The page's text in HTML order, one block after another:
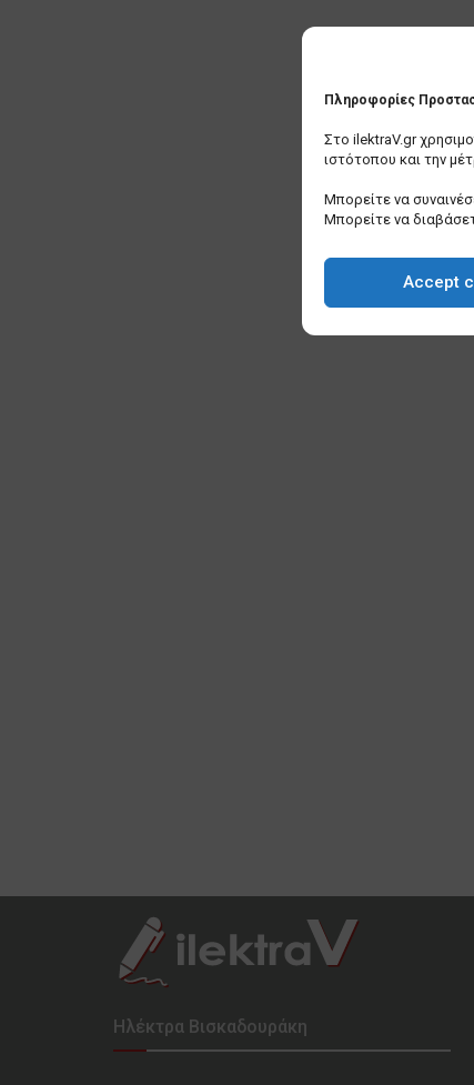
Πληροφορίες
Στο ilektraV.gr
ιστότοπου και την
Μπορείτε να
Μπορείτε να
Accept
Ηλέκτρα Βισκαδουράκη